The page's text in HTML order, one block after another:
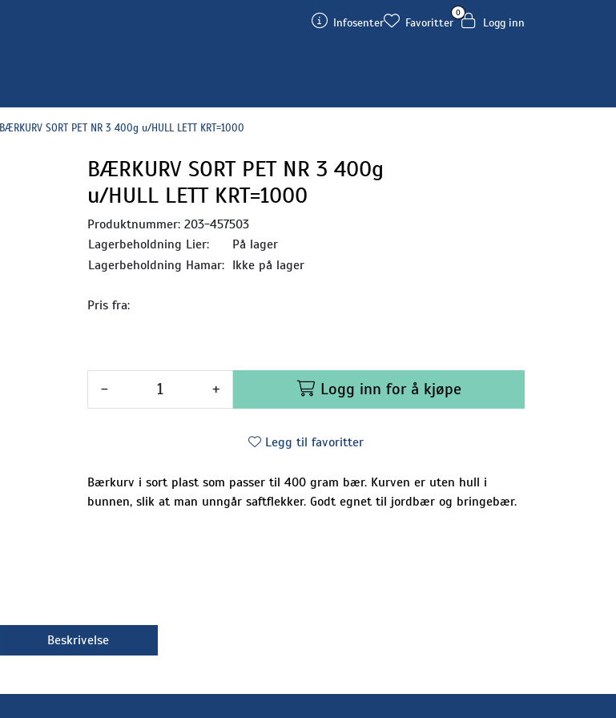
Infosenter
0
Favoritter Logg inn
BÆRKURV SORT PET NR 3 400g u/HULL LETT KRT=1000
BÆRKURV SORT PET NR 3 400g
u/HULL LETT KRT=1000
Produktnummer: 203-457503
Lagerbeholdning Lier:
På lager
Lagerbeholdning Hamar: Ikke på lager
Pris fra:
- + Logg inn for å kjøpe
Legg til favoritter
Bærkurv i sort plast som passer til 400 gram bær. Kurven er uten hull i
bunnen, slik at man unngår saftflekker. Godt egnet til jordbær og bringebær.
Beskrivelse